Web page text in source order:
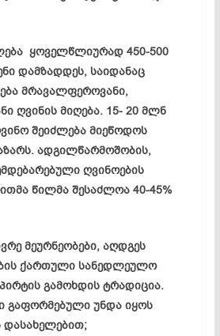
ყოველწლიურად 450-500
დამზადდეს, საიდანაც
მრავალფეროვანი,
ღვინის მიღება. 15- 20 მლნ
შეიძლება მიეწოდოს
ადგილწარმოშობის,
ღვინოების
წილმა შესაძლოა 40-45%
მეურნეობები, აღდგეს
ქართული სანედლეულო
გამოხდის ტრადიცია.
გაფორმებული უნდა იყოს